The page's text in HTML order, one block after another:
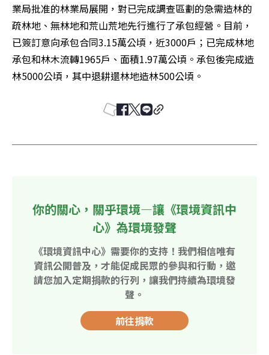
業局批准的林業局展開，對已完成調查區劃的急需造林的
疏林地、無林地和荒山荒地先行進行了承包經營。目前，
已簽訂意向承包合同3.15萬公頃，近3000戶；已完成林地
承包和林木流轉1965戶、面積1.97萬公頃。承包後完成造
林5000公頃，其中退耕還林地造林500公頃。
你的關心，關乎環境—讓《環境資訊中
心》為環境發聲
《環境資訊中心》需要你的支持！我們相信唯有
資訊公開普及，才能促成民眾的參與和行動，邀
請您加入定期捐款的行列，讓我們持續為環境發
聲。
前往捐款